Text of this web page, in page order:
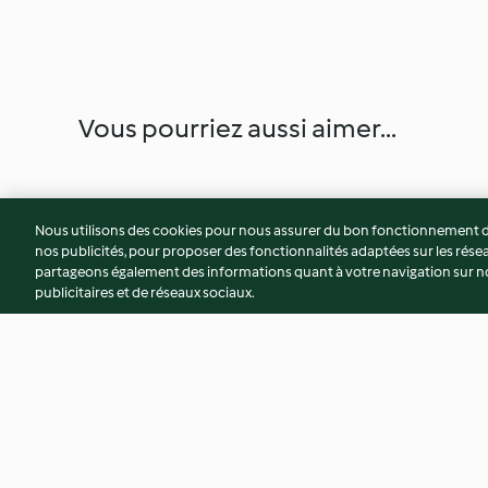
Vous pourriez aussi aimer...
Nous utilisons des cookies pour nous assurer du bon
nos publicités, pour proposer des fonctionnalités adaptées sur les
partageons également des informations quant à votre navigation sur
publicitaires et de réseaux sociaux.